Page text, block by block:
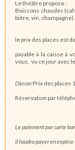
Le théâtre propose :
Boissons chaudes
bière, vin,
le prix des places est
payable à la caisse à
vous, vu ce jour avec
(Sinon Prix des
Réservation par
Le paiement par carte
il faudra payer en espèce